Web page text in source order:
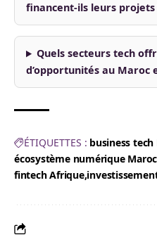
financent-ils leurs projets
Quels secteurs tech
d’opportunités au Maroc
ÉTIQUETTES : business tech
écosystème numérique Maroc
fintech Afrique